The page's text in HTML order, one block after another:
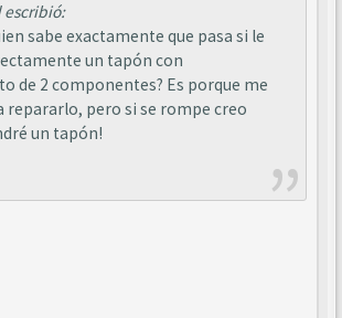
sabe exactamente que pasa si le
un tapón con
de 2 componentes? Es porque me
repararlo, pero si se rompe creo
un tapón!